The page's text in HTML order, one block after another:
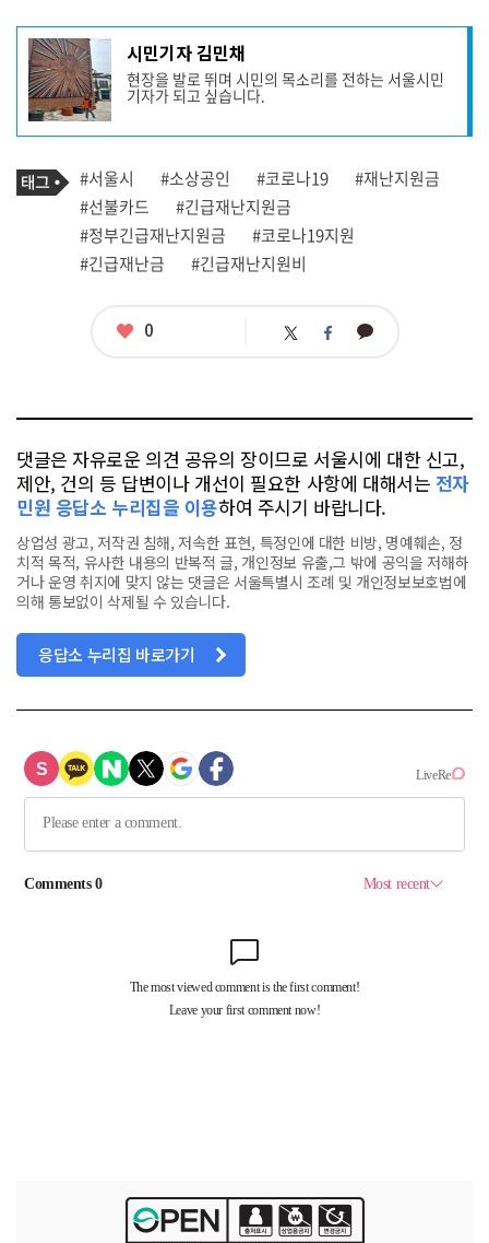
기
사
작
성
자
프
필
시민기자 김민채
현장을 발로 뛰며 시민의 목소리를 전하는 서울시민
기자가 되고 싶습니다.
기
사
관
련
태
그
태
그
#서울시 #소상공인 #코로나19
#재난지원금
#선불카드
#긴급재난지원금
#정부긴급재난지원금
#코로나19지원
#긴급재난금
#긴급재난지원비
좋
0 트 페 카
댓글은 자유로운 의견 공유의 장이므로 서울시에 대한 신고,
제안, 건의 등 답변이나 개선이 필요한 사항에 대해서는 전자
민원 응답소 누리집을 이용하여 주시기 바랍니다.
상업성 광고, 저작권 침해, 저속한 표현, 특정인에 대한 비방, 명예훼손, 정
치적 목적, 유사한 내용의 반복적 글, 개인정보 유출,그 밖에 공익을 저해하
거나 운영 취지에 맞지 않는 댓글은 서울특별시 조례 및 개인정보보호법에
의해 통보없이 삭제될 수 있습니다.
응답소 누리집 바로가기